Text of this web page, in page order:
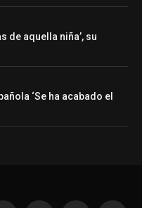
de aquella niña’, su
‘Se ha acabado el